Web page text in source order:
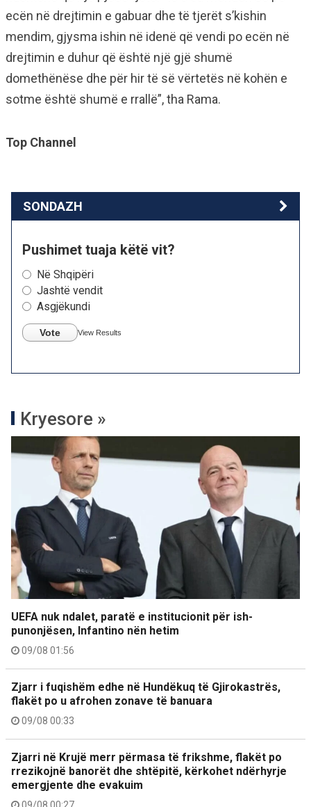
ecën në drejtimin e gabuar dhe të tjerët s’kishin
mendim, gjysma ishin në idenë që vendi po ecën në
drejtimin e duhur që është një gjë shumë
domethënëse dhe për hir të së vërtetës në kohën e
sotme është shumë e rrallë”, tha Rama.
Top Channel
SONDAZH
Pushimet tuaja këtë vit?
Në Shqipëri
Jashtë vendit
Asgjëkundi
Vote View Results
Kryesore »
UEFA nuk ndalet, paratë e institucionit për ish-
punonjësen, Infantino nën hetim
09/08 01:56
Zjarr i fuqishëm edhe në Hundëkuq të Gjirokastrës,
flakët po u afrohen zonave të banuara
09/08 00:33
Zjarri në Krujë merr përmasa të frikshme, flakët po
rrezikojnë banorët dhe shtëpitë, kërkohet ndërhyrje
emergjente dhe evakuim